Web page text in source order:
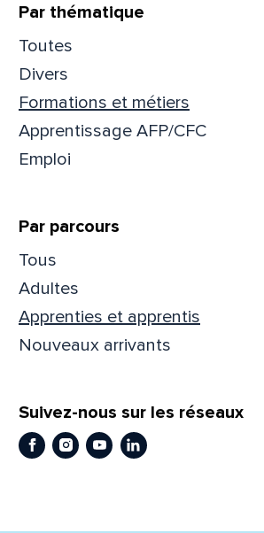
Par thématique
Toutes
Divers
Formations et métiers
Apprentissage AFP/CFC
Emploi
Par parcours
Tous
Adultes
Apprenties et apprentis
Nouveaux arrivants
Suivez-nous sur les réseaux
Facebook
Instagram
YoutubeLinkedIn